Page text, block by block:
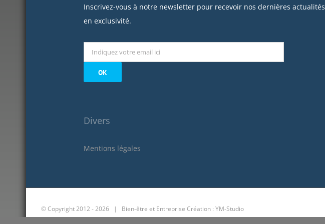
Inscrivez-vous à notre newsletter pour recevoir nos dernières actualités
en exclusivité.
Divers
Mentions légales
© Copyright 2012 -2026 | Bien-être et Entreprise Création : YM-Studio